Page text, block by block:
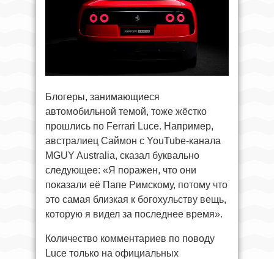
Блогеры, занимающиеся
автомобильной темой, тоже жёстко
прошлись по Ferrari Luce. Например,
австралиец Саймон с YouTube-канала
MGUY Australia, сказал буквально
следующее: «Я поражен, что они
показали её Папе Римскому, потому что
это самая близкая к богохульству вещь,
которую я видел за последнее время».
Количество комментариев по поводу
Luce только на официальных